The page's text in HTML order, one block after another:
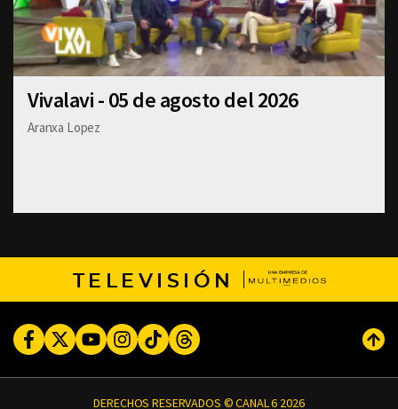
Vivalavi - 05 de agosto del 2026
Aranxa Lopez
TELEVISIÓN
FacebookTwitterYoutubeInstagram
TikTokThreads
DERECHOS RESERVADOS © CANAL 6 2026